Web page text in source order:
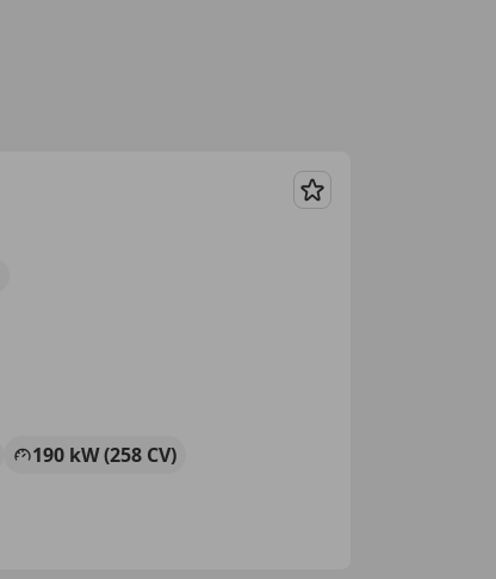
Guardar
190 kW (258 CV)